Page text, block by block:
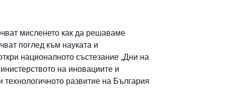
мисленето как да решаваме
поглед към науката и
националното състезание „Дни на
на иновациите и
развитие на България